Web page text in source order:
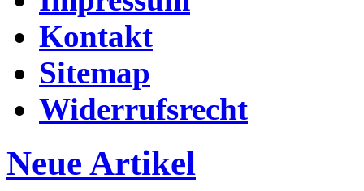
Kontakt
Sitemap
Widerrufsrecht
Neue Artikel